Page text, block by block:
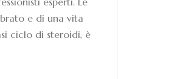
e di una vita
ciclo di steroidi, è